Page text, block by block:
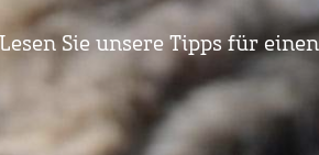
Lesen Sie unsere Tipps für